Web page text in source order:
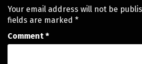
Your email address will not be
fields are marked *
Comment *